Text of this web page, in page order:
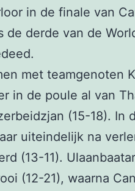
in de finale van
de derde van de
met teamgenoten
in de poule al van
(15-18). In
uiteindelijk na
(13-11).
(12-21), waarna